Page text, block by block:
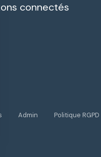
connectés
Admin Politique RGPD